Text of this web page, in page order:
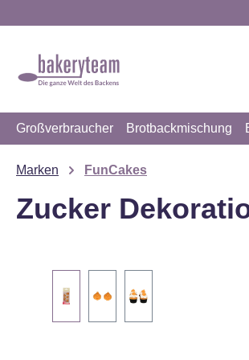
Großverbraucher Brotbackmischung
Marken FunCakes
Zucker